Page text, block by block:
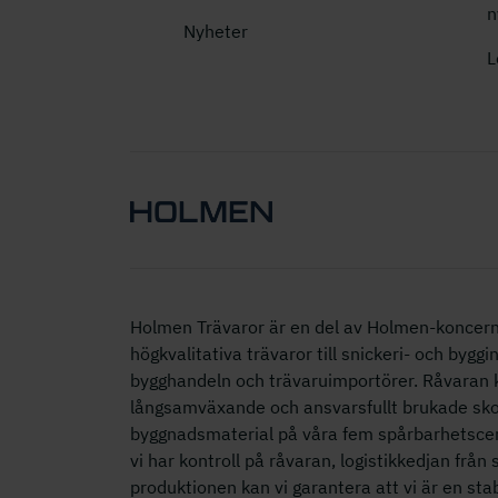
Nyheter
Holmen Trävaror är en del av Holmen-
högkvalitativa trävaror till snickeri- och
bygghandeln och trävaruimportörer. Råvaran
långsamväxande och ansvarsfullt brukade
byggnadsmaterial på våra fem
vi har kontroll på råvaran, logistikkedjan från
produktionen kan vi garantera att vi är en